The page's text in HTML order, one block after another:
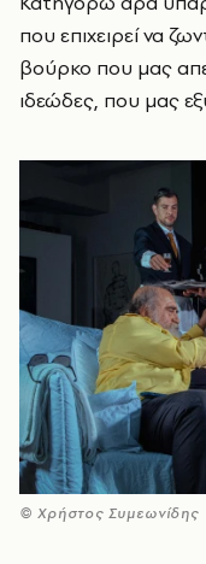
που επιχειρεί να
βούρκο που μας
ιδεώδες, που μας
© Χρήστος Συμεωνίδης